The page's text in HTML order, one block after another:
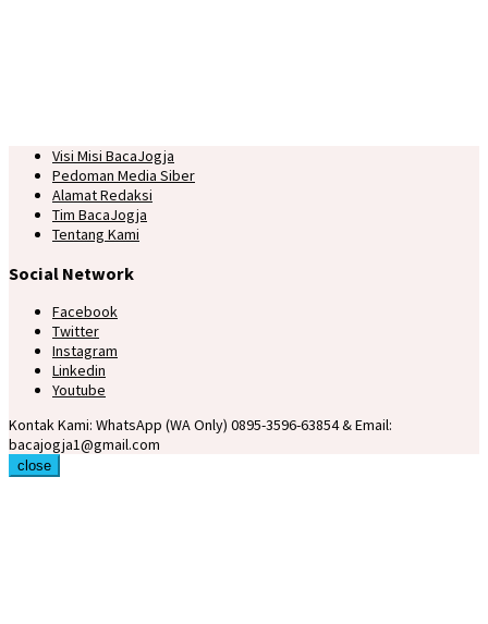
Visi Misi BacaJogja
Pedoman Media Siber
Alamat Redaksi
Tim BacaJogja
Tentang Kami
Social Network
Facebook
Twitter
Instagram
Linkedin
Youtube
Kontak Kami: WhatsApp (WA Only) 0895-3596-63854 & Email:
bacajogja1@gmail.com
close